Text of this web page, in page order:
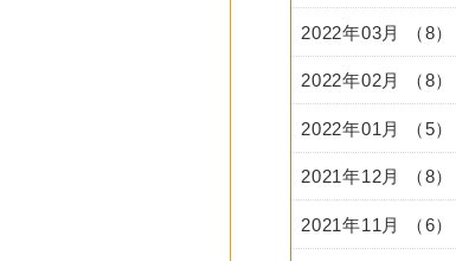
2022年03月 （8）
2022年02月 （8）
2022年01月 （5）
2021年12月 （8）
2021年11月 （6）